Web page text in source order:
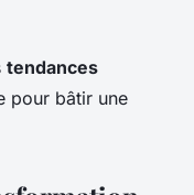
tendances
pour bâtir une